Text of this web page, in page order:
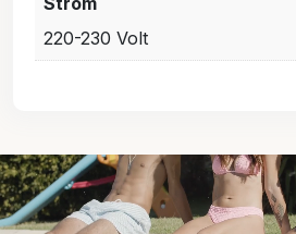
220-230 Volt